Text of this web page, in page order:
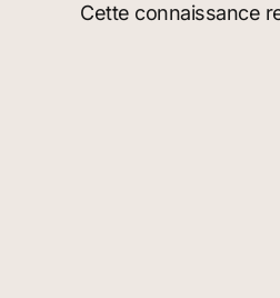
Cette connaissance